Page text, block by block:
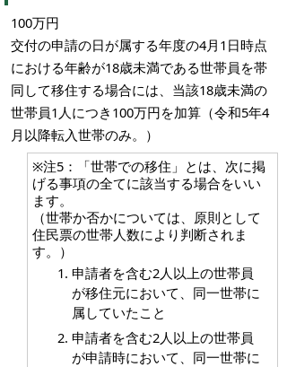
100万円
交付の申請の日が属する年度の4月1日時点
における年齢が18歳未満である世帯員を帯
同して移住する場合には、当該18歳未満の
世帯員1人につき100万円を加算（令和5年4
月以降転入世帯のみ。）
※注5：「世帯での移住」とは、次に掲
げる事項の全てに該当する場合をいい
ます。
（世帯か否かについては、原則として
住民票の世帯人数により判断されま
す。）
申請者を含む2人以上の世帯員
が移住元において、同一世帯に
属していたこと
申請者を含む2人以上の世帯員
が申請時において、同一世帯に